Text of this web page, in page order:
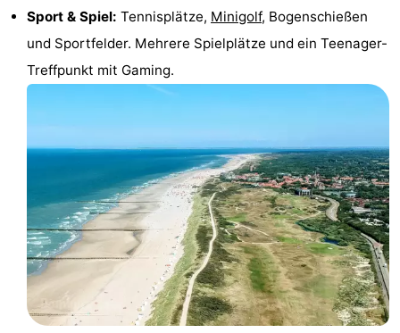
Radfahren
-
Wandern
Reitschulen
Sportangeln
Mondriaan
Toorop
Essen
Sport & Spiel: Tennisplätze, Minigolf, Bogenschießen
und Sportfelder. Mehrere Spielplätze und ein Teenager-
Treffpunkt mit Gaming.